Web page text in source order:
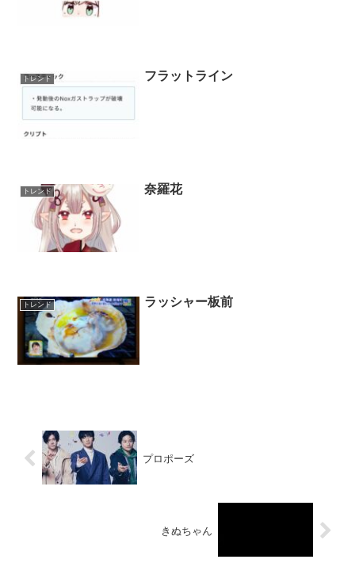
トレンド フラットライン
トレンド 奈羅花
トレンド ラッシャー板前
プロポーズ
きぬちゃん